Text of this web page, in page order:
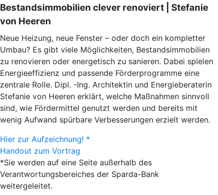
Bestandsimmobilien clever renoviert | Stefanie
von Heeren
Neue Heizung, neue Fenster – oder doch ein kompletter
Umbau? Es gibt viele Möglichkeiten, Bestandsimmobilien
zu renovieren oder energetisch zu sanieren. Dabei spielen
Energieeffizienz und passende Förderprogramme eine
zentrale Rolle. Dipl. -Ing. Architektin und Energieberaterin
Stefanie von Heeren erklärt, welche Maßnahmen sinnvoll
sind, wie Fördermittel genutzt werden und bereits mit
wenig Aufwand spürbare Verbesserungen erzielt werden.
Hier zur Aufzeichnung! *
Handout zum Vortrag
*Sie werden auf eine Seite außerhalb des
Verantwortungsbereiches der Sparda-Bank
weitergeleitet.